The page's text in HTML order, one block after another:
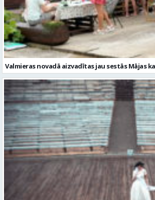
Valmieras novadā aizvadītas jau sestās Mājas
Valmiera gatava teātra svētkiem – sākas
festivāla nedēļa